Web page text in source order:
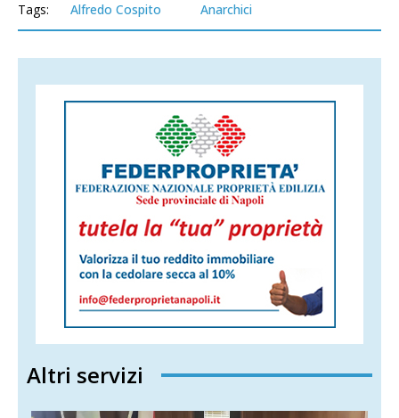
Tags: Alfredo Cospito Anarchici
Altri servizi